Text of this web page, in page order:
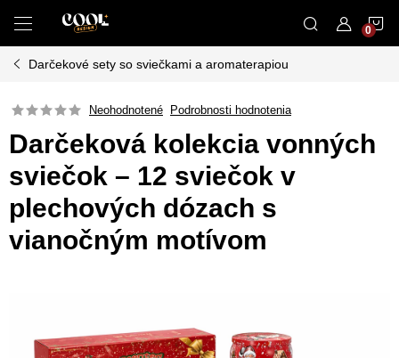
obsah
Darčekové sety so sviečkami a aromaterapiou
Neohodnotené Podrobnosti hodnotenia
Darčeková kolekcia vonných
sviečok – 12 sviečok v
plechových dózach s
vianočným motívom